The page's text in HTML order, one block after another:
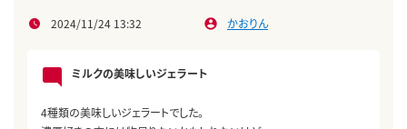
2024/11/24 13:32 かおりん
ミルクの美味しいジェラート
4種類の美味しいジェラートでした。